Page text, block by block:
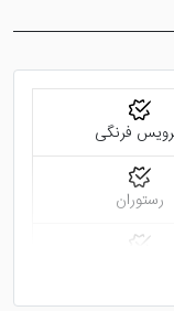
فرنگی
رستوران